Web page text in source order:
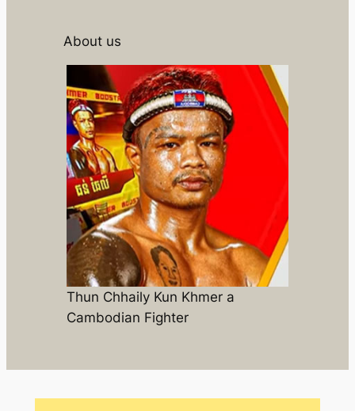
About us
Thun Chhaily Kun Khmer a
Cambodian Fighter